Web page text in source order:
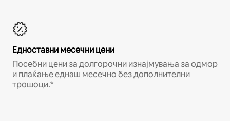
Едноставни месечни цени
Посебни цени за долгорочни изнајмувања за одмор
и плаќање еднаш месечно без дополнителни
трошоци.*